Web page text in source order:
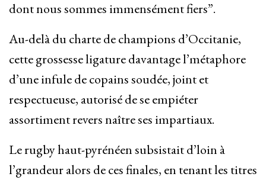
dont nous sommes immensément fiers”.
Au-delà du charte de champions d’Occitanie,
cette grossesse ligature davantage l’métaphore
d’une infule de copains soudée, joint et
respectueuse, autorisé de se empiéter
assortiment revers naître ses impartiaux.
Le rugby haut-pyrénéen subsistait d’loin à
l’grandeur alors de ces finales, en tenant les titres